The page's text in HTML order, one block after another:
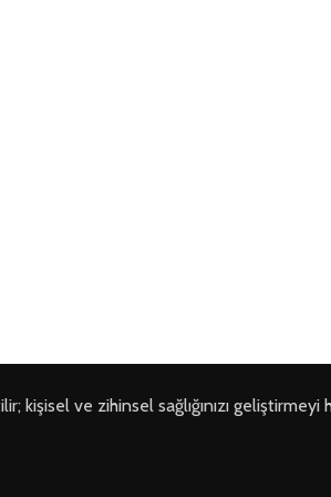
ve zihinsel sağlığınızı geliştirmeyi